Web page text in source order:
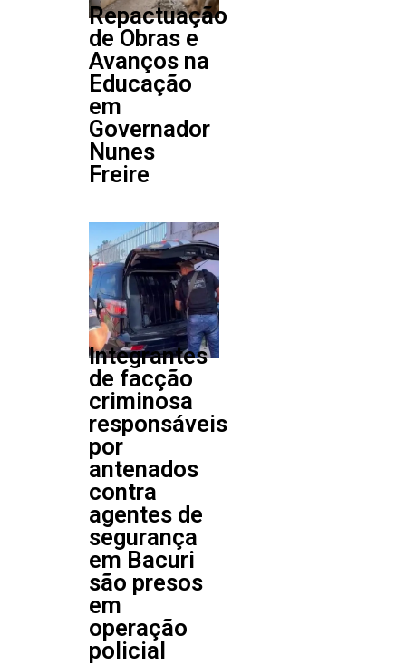
Repactuação
de Obras e
Avanços na
Educação
em
Governador
Nunes
Freire
Integrantes
de facção
criminosa
responsáveis
por
antenados
contra
agentes de
segurança
em Bacuri
são presos
em
operação
policial